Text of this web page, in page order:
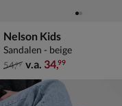
Nelson Kids
Sandalen - beige
van € 54,99 vanaf € 34,99
54,99 v.a. 34,99